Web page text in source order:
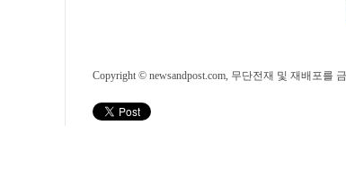
Copyright © newsandpost.com, 무단전재 및 재배포를